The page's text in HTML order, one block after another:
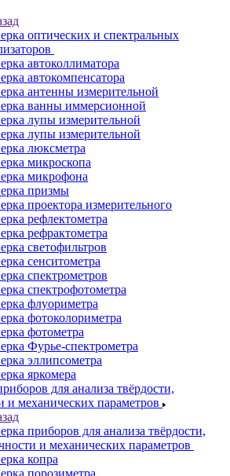
оптических и спектральных
автоколлиматора
автокомпенсатора
антенны измерительной
ванны иммерсионной
лупы измерительной
лупы измерительной
люксметра
микроскопа
микрофона
призмы
проектора измерительного
рефлектометра
рефрактометра
светофильтров
сенситометра
спектрометров
спектрофотометра
флуориметра
фотоколориметра
фотометра
Фурье-спектрометра
эллипсометра
яркомера
для анализа твёрдости,
и механических параметров
приборов для анализа твёрдости,
и механических параметров
копра
порозиметра